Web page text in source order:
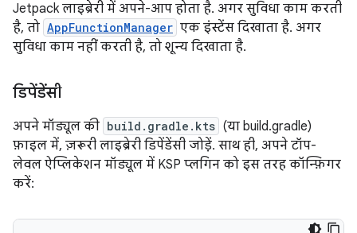
Jetpack लाइब्रेरी में अपने-आप होता है. अगर सुविधा काम करती
है, तो AppFunctionManager एक इंस्टेंस दिखाता है. अगर
सुविधा काम नहीं करती है, तो शून्य दिखाता है.
डिपेंडेंसी
अपने मॉड्यूल की build.gradle.kts (या build.gradle)
फ़ाइल में, ज़रूरी लाइब्रेरी डिपेंडेंसी जोड़ें. साथ ही, अपने टॉप-
लेवल ऐप्लिकेशन मॉड्यूल में KSP प्लगिन को इस तरह कॉन्फ़िगर
करें: